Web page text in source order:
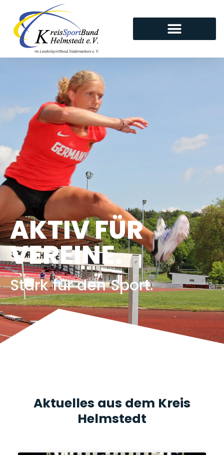
AKTIV FÜR
VEREINE.
Stark für den Sport.
Aktuelles aus dem Kreis
Helmstedt